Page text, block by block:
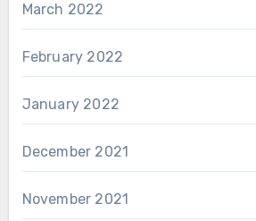
March 2022
February 2022
January 2022
December 2021
November 2021